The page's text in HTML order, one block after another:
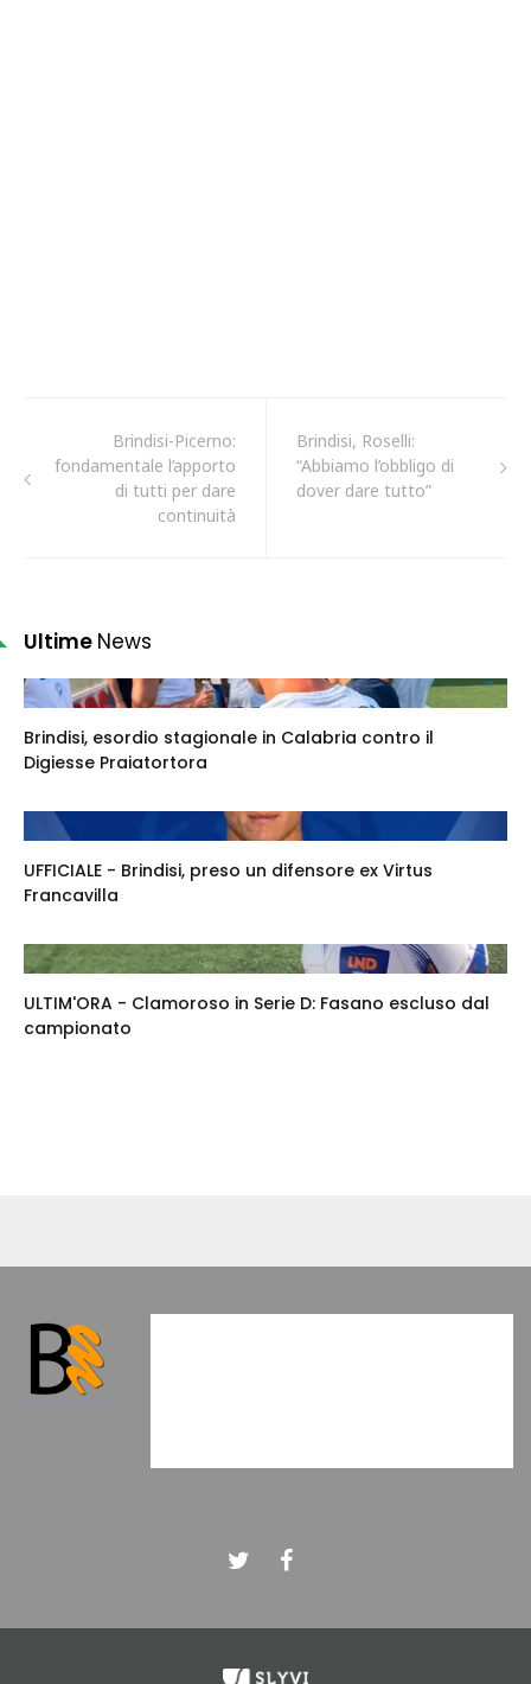
Brindisi-Picerno:
fondamentale l’apporto
di tutti per dare
continuità
Brindisi, Roselli:
“Abbiamo l’obbligo di
dover dare tutto”
Ultime News
Brindisi, esordio stagionale in Calabria contro il
Digiesse Praiatortora
UFFICIALE - Brindisi, preso un difensore ex Virtus
Francavilla
ULTIM'ORA - Clamoroso in Serie D: Fasano escluso dal
campionato